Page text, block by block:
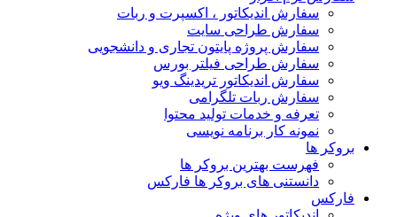
سفارش اندیکاتور ، اکسپرت و ربات
سفارش طراحی سایت
سفارش پروژه پایتون تجاری و دانشجویی
سفارش طراحی فیلتر بورس
سفارش اندیکاتور تریدینگ ویو
سفارش ربات تلگرامی
تعرفه و خدمات تولید محتوا
نمونه کار برنامه نویسی
بروکر ها
فهرست بهترین بروکر ها
دانستنی های بروکر ها فارکس
فارکس